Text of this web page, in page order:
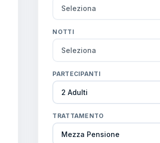
NOTTI
PARTECIPANTI
TRATTAMENTO